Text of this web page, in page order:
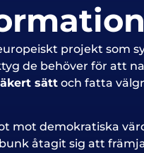
projekt som
de behöver för att
sätt och fatta
mot demokratiska
åtagit sig att